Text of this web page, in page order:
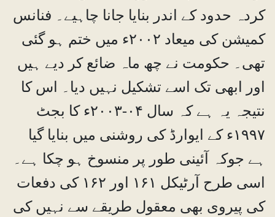
کردہ حدود کے اندر بنایا جانا چاہیے۔ فنانس
کمیشن کی میعاد ۲۰۰۲ء میں ختم ہو گئی
تھی۔ حکومت نے چھ ماہ ضائع کر دیے ہیں
اور ابھی تک اسے تشکیل نہیں دیا۔ اس کا
نتیجہ یہ ہے کہ سال ۰۴-۲۰۰۳ء کا بجٹ
۱۹۹۷ء کے ایوارڈ کی روشنی میں بنایا گیا
ہے جوکہ آئینی طور پر منسوخ ہو چکا ہے۔
اسی طرح آرٹیکل ۱۶۱ اور ۱۶۲ کی دفعات
کی پیروی بھی معقول طریقے سے نہیں کی